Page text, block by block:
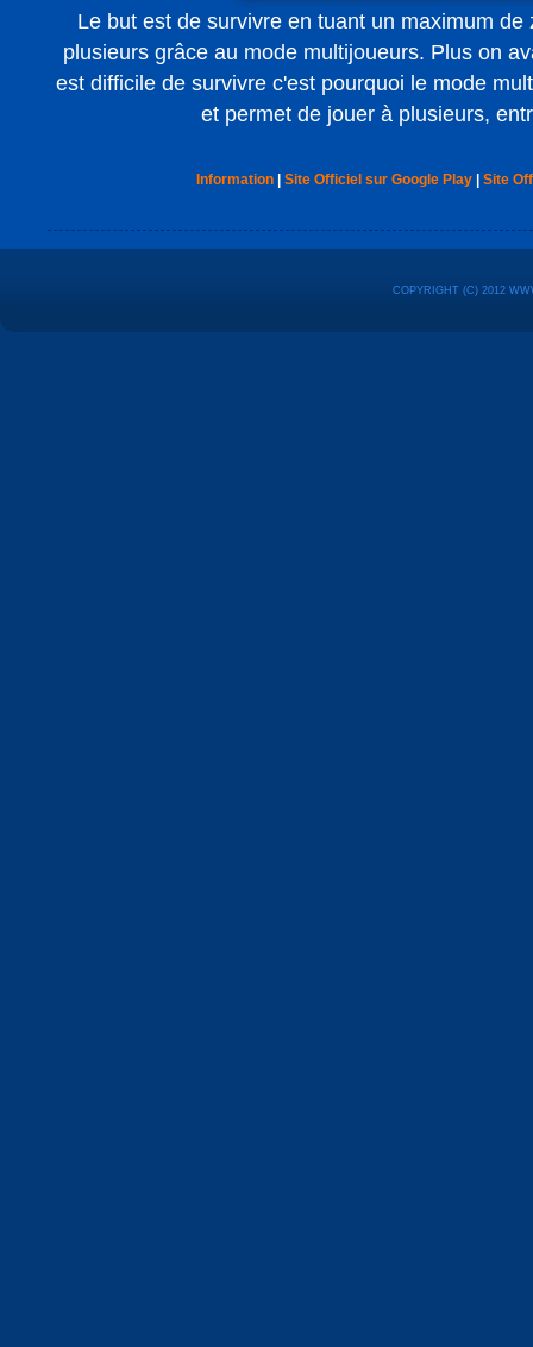
Le but est de survivre en tuant un maximum de
plusieurs grâce au mode multijoueurs. Plus on
est difficile de survivre c'est pourquoi le mode
et permet de jouer à plusieurs,
Information| Site Officiel sur Google Play| Site
COPYRIGHT (C) 2012